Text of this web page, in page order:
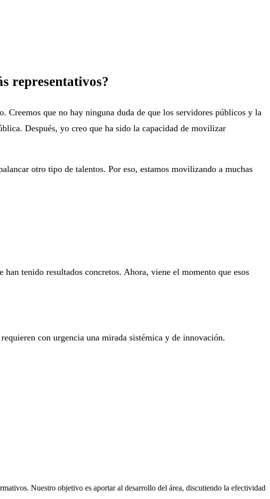
representativos?
que no hay ninguna duda de que los servidores públicos y la
Después, yo creo que ha sido la capacidad de movilizar
otro tipo de talentos. Por eso, estamos movilizando a muchas
tenido resultados concretos. Ahora, viene el momento que esos
con urgencia una mirada sistémica y de innovación.
Nuestro objetivo es aportar al desarrollo del área, discutiendo la efectividad